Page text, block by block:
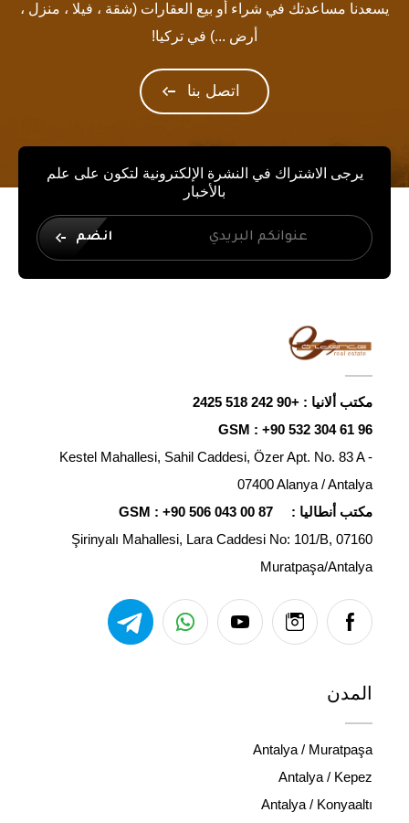
يسعدنا مساعدتك في شراء أو بيع العقارات (شقة ، فيلا ، منزل ،
أرض ...) في تركيا!
اتصل بنا
يرجى الاشتراك في النشرة الإلكترونية لتكون على علم
بالأخبار
انضم
مكتب ألانيا : +90 242 518 2425
GSM : +90 532 304 61 96
Kestel Mahallesi, Sahil Caddesi, Özer Apt. No. 83 A -
07400 Alanya / Antalya
مكتب أنطاليا :
GSM : +90 506 043 00 87
Şirinyalı Mahallesi, Lara Caddesi No: 101/B, 07160
Muratpaşa/Antalya
المدن
Antalya / Muratpaşa
Antalya / Kepez
Antalya / Konyaaltı